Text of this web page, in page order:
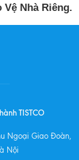
Vệ Nhà Riêng.
TISTCO
Ngoại Giao Đoàn,
Nội